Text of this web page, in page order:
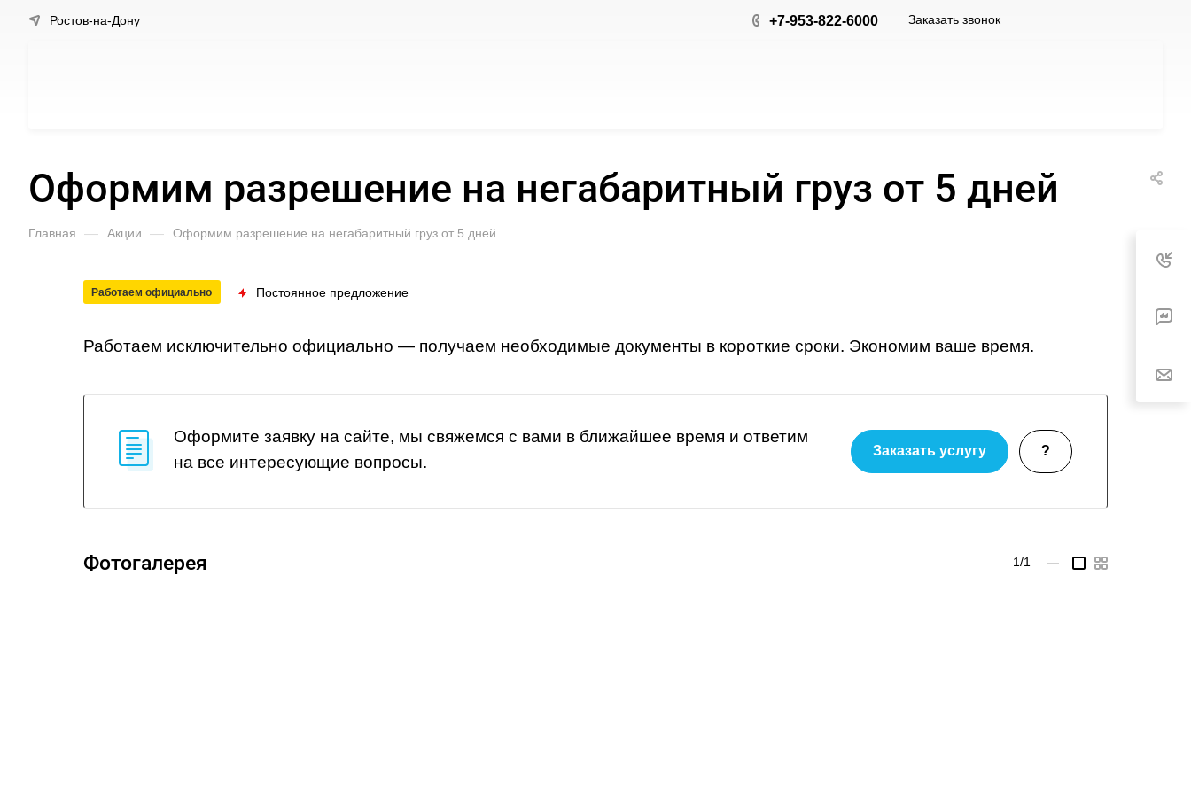
Ростов-на-Дону +7-953-822-6000 Заказать звонок
Оформим разрешение на негабаритный груз от 5 дней
Главная — Акции — Оформим разрешение на негабаритный груз от 5 дней
Работаем официально Постоянное предложение
Работаем исключительно официально — получаем необходимые документы в короткие сроки. Экономим ваше время.
Оформите заявку на сайте, мы свяжемся с вами в ближайшее время и ответим
на все интересующие вопросы.
Заказать услугу ?
Фотогалерея 1/1 —